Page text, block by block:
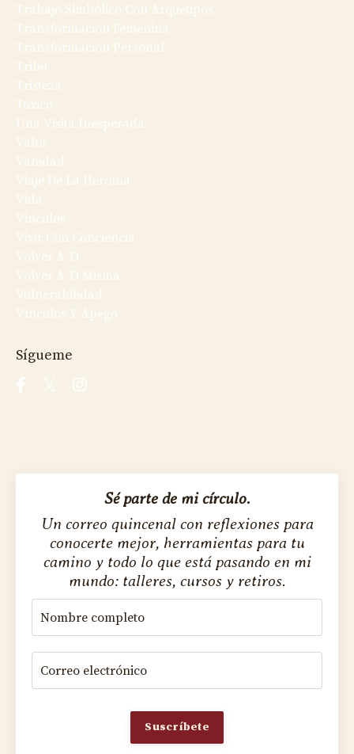
Trabajo Simbólico Con Arquetipos
Transformación Femenina
Transformación Personal
Tribu
Tristeza
Tóxico
Una Visita Inesperada
Valor
Vanidad
Viaje De La Heroína
Vida
Vinculos
Vivir Con Conciencia
Volver A Ti
Volver A Ti Misma
Vulnerabilidad
Vínculos Y Apego
Sígueme
Sé parte de mi círculo.
Un correo quincenal con reflexiones para
conocerte mejor, herramientas para tu
camino y todo lo que está pasando en mi
mundo: talleres, cursos y retiros.
Suscríbete